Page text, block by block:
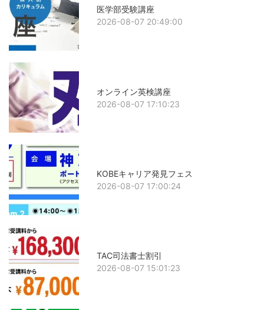
医学部受験講座
2026-08-07 20:49:00
オンライン英検講座
2026-08-07 17:10:23
KOBEキャリア発見フェス
2026-08-07 17:00:24
TAC司法書士割引
2026-08-07 15:01:23